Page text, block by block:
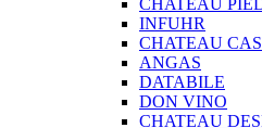
CHATEAU
INFUHR
CHATEAU
ANGAS
DATABILE
DON VINO
CHATEAU